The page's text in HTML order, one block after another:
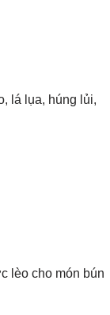
lá lụa, húng lủi,
lèo cho món bún